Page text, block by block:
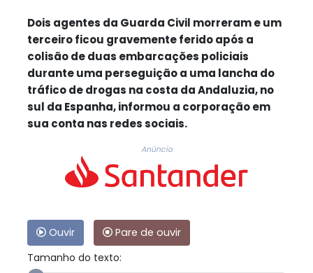
Dois agentes da Guarda Civil morreram e um
terceiro ficou gravemente ferido após a
colisão de duas embarcações policiais
durante uma perseguição a uma lancha do
tráfico de drogas na costa da Andaluzia, no
sul da Espanha, informou a corporação em
sua conta nas redes sociais.
Anúncio
Ouvir
Pare de ouvir
Tamanho do texto: